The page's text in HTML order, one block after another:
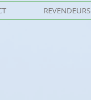
REVENDEURS